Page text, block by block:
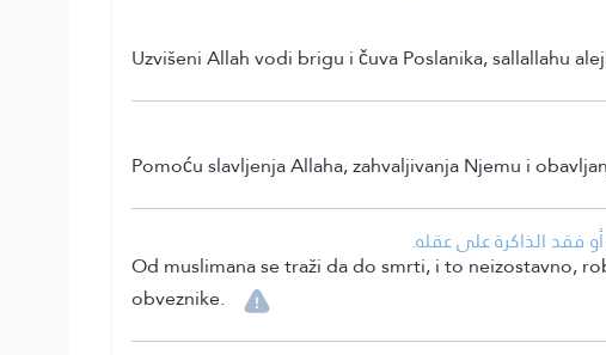
Uzvišeni Allah vodi brigu i čuva Poslanika, sallallahu
Pomoću slavljenja Allaha, zahvaljivanja Njemu i
فقد الذاكرة على عقله.
Od muslimana se traži da do smrti, i to neizostavno,
obveznike.